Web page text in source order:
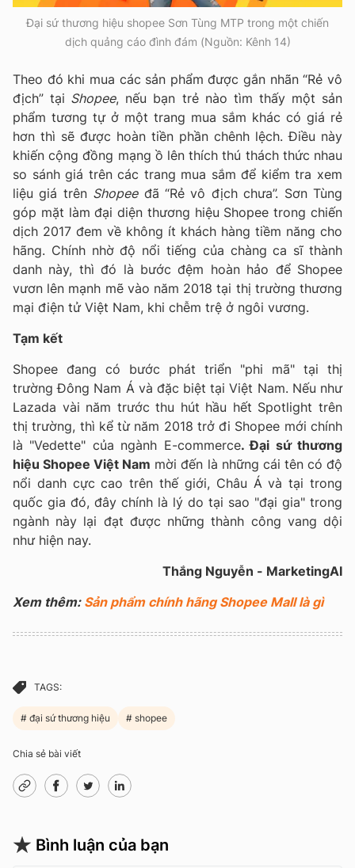
Đại sứ thương hiệu shopee Sơn Tùng MTP trong một chiến
dịch quảng cáo đình đám (Nguồn: Kênh 14)
Theo đó khi mua các sản phẩm được gắn nhãn “Rẻ vô
địch” tại Shopee, nếu bạn trẻ nào tìm thấy một sản
phẩm tương tự ở một trang mua sắm khác có giá rẻ
hơn thì sẽ được hoàn tiền phần chênh lệch. Điều này
khiến cộng đồng mạng ồ lên thích thú thách thức nhau
so sánh giá trên các trang mua sắm để kiểm tra xem
liệu giá trên Shopeeđã “Rẻ vô địch chưa”. Sơn Tùng
góp mặt làm đại diện thương hiệu Shopee trong chiến
dịch 2017 đem về không ít khách hàng tiềm năng cho
hãng. Chính nhờ độ nổi tiếng của chàng ca sĩ thành
danh này, thì đó là bước đệm hoàn hảo để Shopee
vươn lên mạnh mẽ vào năm 2018 tại thị trường thương
mại điện tử Việt Nam, khi chễm trệ ở ngôi vương.
Tạm kết
Shopee đang có bước phát triển "phi mã" tại thị
trường Đông Nam Á và đặc biệt tại Việt Nam. Nếu như
Lazada vài năm trước thu hút hầu hết Spotlight trên
thị trường, thì kể từ năm 2018 trở đi Shopee mới chính
là "Vedette" của ngành E-commerce. Đại sứ thương
hiệu Shopee Việt Nam mời đến là những cái tên có độ
nổi danh cực cao trên thế giới, Châu Á và tại trong
quốc gia đó, đây chính là lý do tại sao "đại gia" trong
ngành này lại đạt được những thành công vang dội
như hiện nay.
Thắng Nguyễn - MarketingAI
Xem thêm: Sản phẩm chính hãng Shopee Mall là gì
TAGS:
đại sứ thương hiệu shopee
Chia sẻ bài viết
Bình luận của bạn